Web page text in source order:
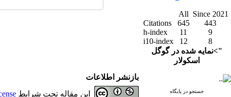
All Since 2021
Citations
645
443
h-index
11
9
i10-index
12
8
">نمایه شده در گوگل
اسکولار
جستجو در پایگاه
بازنشر اطلاعات
این مقاله تحت شرایط